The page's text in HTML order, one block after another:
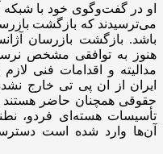
او در گفت‌وگوی خود با
می‌ترسیدند که بازگشت
باشد. بازگشت بازرسان
هنوز به توافقی مشخص
مدالیته و اقدامات فنی
ایران از ان پی تی خارج
حقوقی همچنان حاضر
تأسیسات هسته‌ای فردو،
آن‌ها وارد شده است